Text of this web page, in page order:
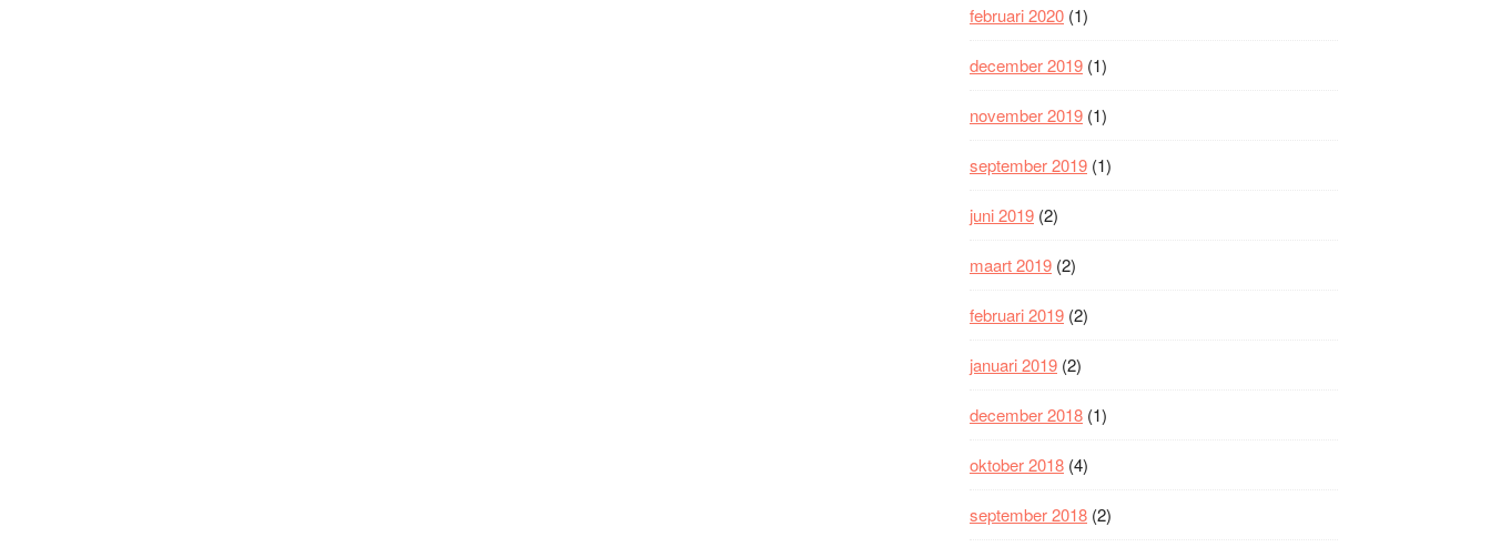
februari 2020 (1)
december 2019 (1)
november 2019 (1)
september 2019 (1)
juni 2019 (2)
maart 2019 (2)
februari 2019 (2)
januari 2019 (2)
december 2018 (1)
oktober 2018 (4)
september 2018 (2)